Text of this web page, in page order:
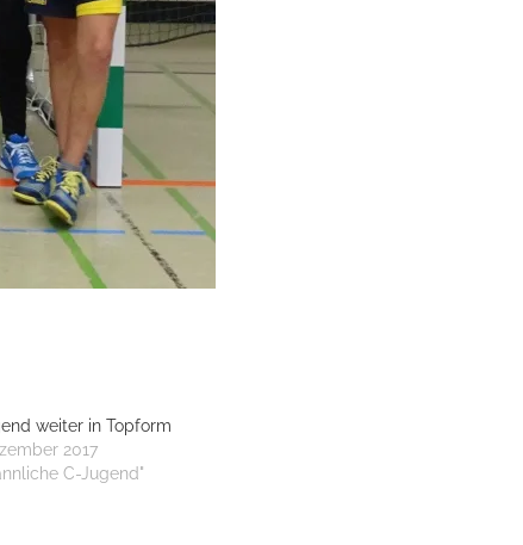
weiter in Topform
2017
C-Jugend"